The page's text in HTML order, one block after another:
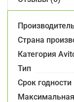
Страна
Категория
Тип
Срок годности